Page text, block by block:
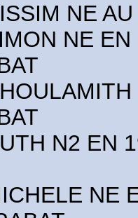
NE
NE
N2 EN
NE